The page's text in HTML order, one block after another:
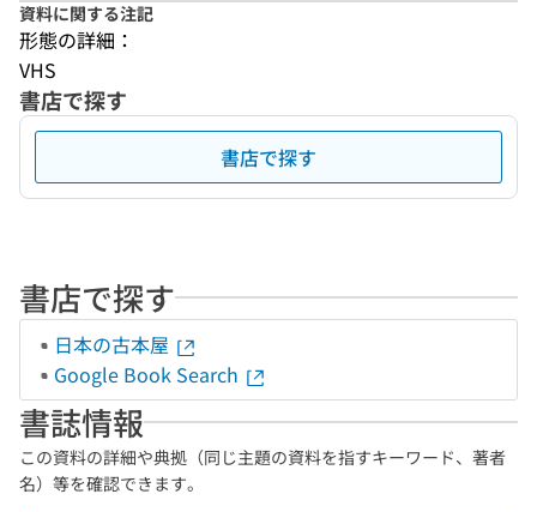
資料に関する注記
形態の詳細：
VHS
書店で探す
書店で探す
書店で探す
日本の古本屋
Google Book Search
書誌情報
この資料の詳細や典拠（同じ主題の資料を指すキーワード、著者
名）等を確認できます。